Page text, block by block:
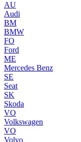
AU
Audi
BM
BMW
FO
Ford
ME
Mercedes Benz
SE
Seat
SK
Skoda
VO
Volkswagen
VO
Volvo